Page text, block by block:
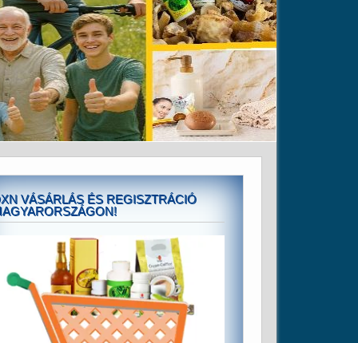
VÁSÁRLÁS ÉS REGISZTRÁCIÓ